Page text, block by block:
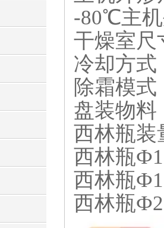
-80℃主机
干燥室尺
冷却方式
除霜模
盘装物料
西林瓶装
西林瓶
西林瓶
西林瓶